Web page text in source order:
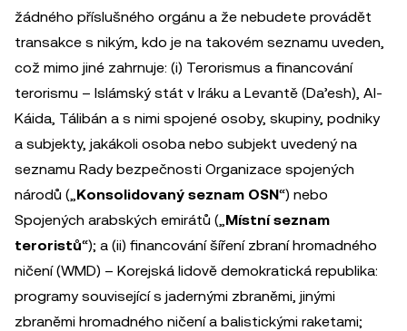
žádného příslušného orgánu a že nebudete provádět
transakce s nikým, kdo je na takovém seznamu uveden,
což mimo jiné zahrnuje: (i) Terorismus a financování
terorismu – Islámský stát v Iráku a Levantě (Da’esh), Al-
Káida, Tálibán a s nimi spojené osoby, skupiny, podniky
a subjekty, jakákoli osoba nebo subjekt uvedený na
seznamu Rady bezpečnosti Organizace spojených
národů („Konsolidovaný seznam OSN“) nebo
Spojených arabských emirátů („Místní seznam
teroristů“); a (ii) financování šíření zbraní hromadného
ničení (WMD) – Korejská lidově demokratická republika:
programy související s jadernými zbraněmi, jinými
zbraněmi hromadného ničení a balistickými raketami;